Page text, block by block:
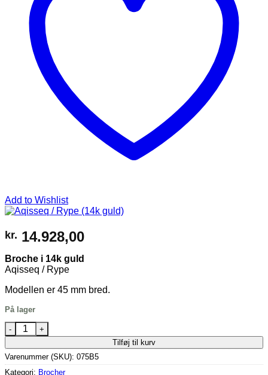
Add to Wishlist
kr. 14.928,00
Broche i 14k guld
Aqisseq / Rype
Modellen er 45 mm bred.
På lager
Aqisseq / Rype (14k guld) antal
Tilføj til kurv
Varenummer (SKU): 075B5
Kategori: Brocher